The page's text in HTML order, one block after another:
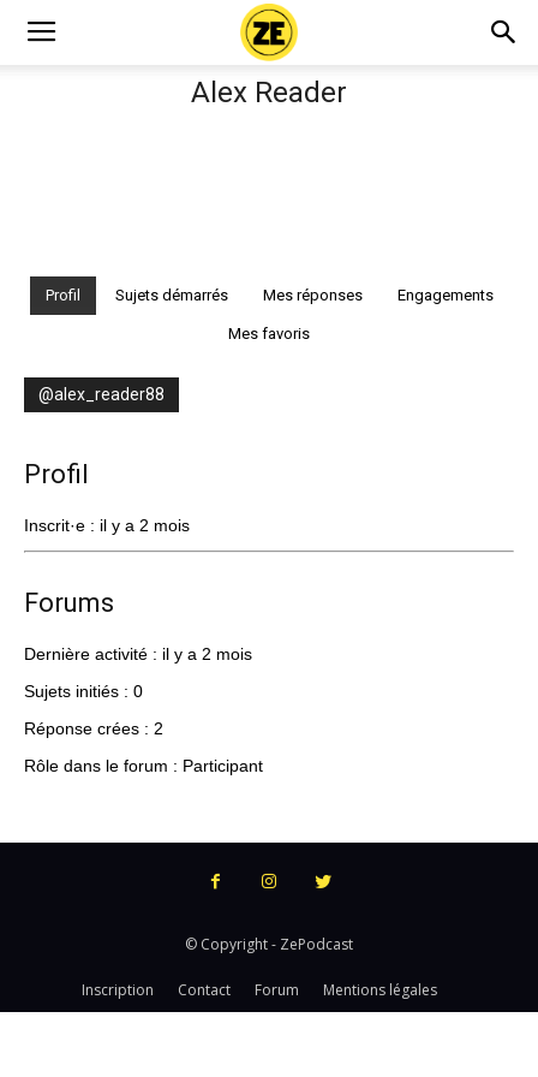
Alex Reader
Profil Sujets démarrés Mes réponses Engagements
Mes favoris
@alex_reader88
Profil
Inscrit·e : il y a 2 mois
Forums
Dernière activité : il y a 2 mois
Sujets initiés : 0
Réponse crées : 2
Rôle dans le forum : Participant
© Copyright - ZePodcast
Inscription Contact Forum Mentions légales